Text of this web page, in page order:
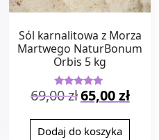
Sól karnalitowa z Morza
Martwego NaturBonum
Orbis 5 kg
Oceniono
5.00
69,00zł Pierwotna
cena
wynosiła:
69,00 zł.
65,00zł
cena
Dodaj do koszyka